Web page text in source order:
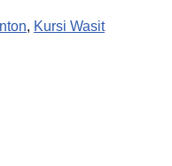
, Kursi Wasit